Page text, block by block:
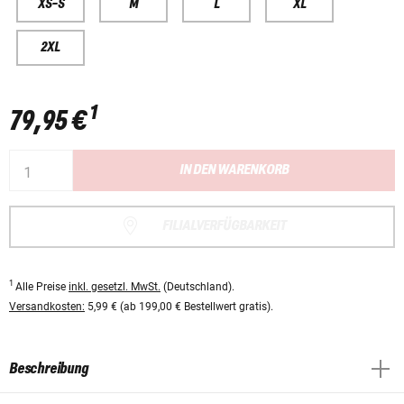
XS-S M L XL
2XL
79,95 €1
IN DEN WARENKORB
1 Alle Preise inkl. gesetzl. MwSt. (Deutschland).
Versandkosten: 5,99 € (ab 199,00 € Bestellwert gratis).
Beschreibung